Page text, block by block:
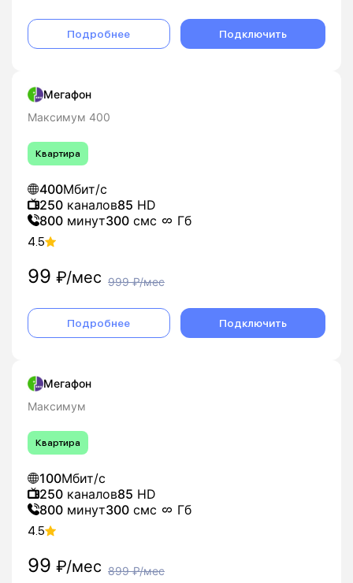
Подробнее Подключить
Мегафон
Максимум 400
Квартира
400Мбит/с
250 каналов85 HD
800 минут300 смс Гб
4.5
99 ₽/мес 999₽/мес
Подробнее Подключить
Мегафон
Максимум
Квартира
100Мбит/с
250 каналов85 HD
800 минут300 смс Гб
4.5
99 ₽/мес 899₽/мес